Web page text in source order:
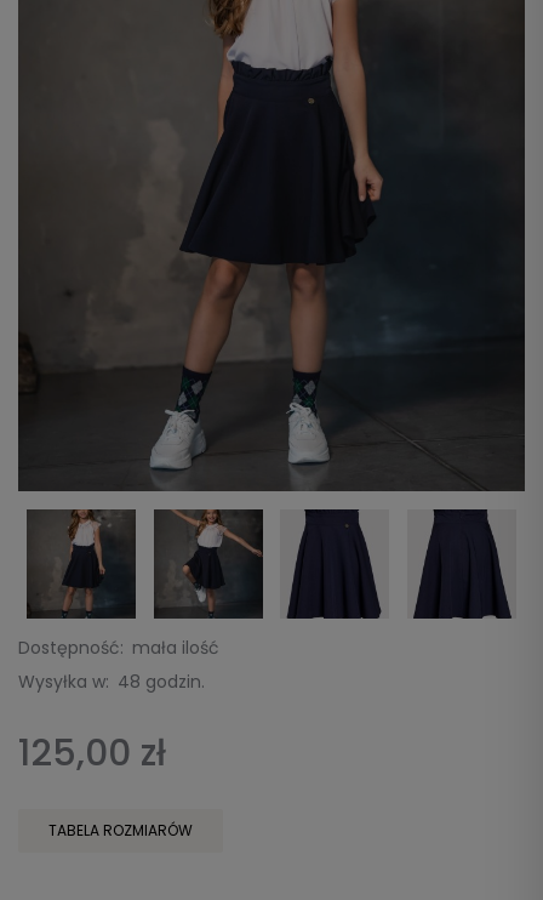
Dostępność: mała ilość
Wysyłka w: 48 godzin.
125,00 zł
TABELA ROZMIARÓW